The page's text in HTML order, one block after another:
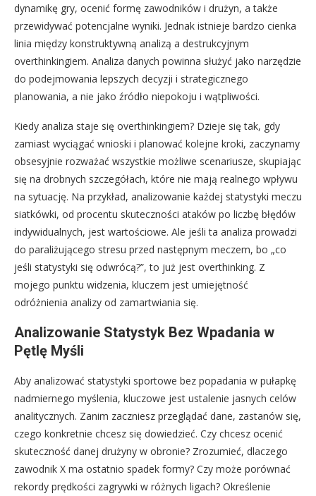
dynamikę gry, ocenić formę zawodników i drużyn, a także
przewidywać potencjalne wyniki. Jednak istnieje bardzo cienka
linia między konstruktywną analizą a destrukcyjnym
overthinkingiem. Analiza danych powinna służyć jako narzędzie
do podejmowania lepszych decyzji i strategicznego
planowania, a nie jako źródło niepokoju i wątpliwości.
Kiedy analiza staje się overthinkingiem? Dzieje się tak, gdy
zamiast wyciągać wnioski i planować kolejne kroki, zaczynamy
obsesyjnie rozważać wszystkie możliwe scenariusze, skupiając
się na drobnych szczegółach, które nie mają realnego wpływu
na sytuację. Na przykład, analizowanie każdej statystyki meczu
siatkówki, od procentu skuteczności ataków po liczbę błędów
indywidualnych, jest wartościowe. Ale jeśli ta analiza prowadzi
do paraliżującego stresu przed następnym meczem, bo „co
jeśli statystyki się odwrócą?”, to już jest overthinking. Z
mojego punktu widzenia, kluczem jest umiejętność
odróżnienia analizy od zamartwiania się.
Analizowanie Statystyk Bez Wpadania w
Pętlę Myśli
Aby analizować statystyki sportowe bez popadania w pułapkę
nadmiernego myślenia, kluczowe jest ustalenie jasnych celów
analitycznych. Zanim zaczniesz przeglądać dane, zastanów się,
czego konkretnie chcesz się dowiedzieć. Czy chcesz ocenić
skuteczność danej drużyny w obronie? Zrozumieć, dlaczego
zawodnik X ma ostatnio spadek formy? Czy może porównać
rekordy prędkości zagrywki w różnych ligach? Określenie